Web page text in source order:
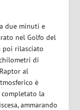
due minuti e
nel Golfo del
poi rilasciato
di
al
è
la
ammarando